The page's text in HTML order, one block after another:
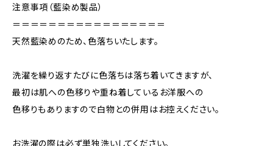
注意事項（藍染め製品）
＝＝＝＝＝＝＝＝＝＝＝＝＝＝＝＝＝
天然藍染めのため、色落ちいたします。
洗濯を繰り返すたびに色落ちは落ち着いてきますが、
最初は肌への色移りや重ね着しているお洋服への
色移りもありますので白物との併用はお控えください。
お洗濯の際は必ず単独洗いしてください。